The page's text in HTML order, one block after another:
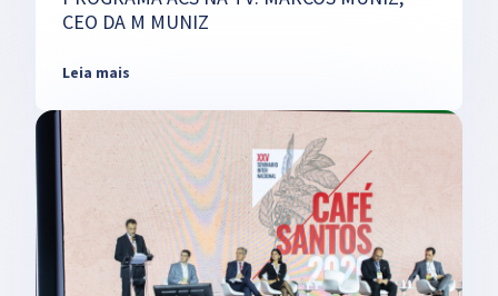
CEO DA M MUNIZ
Leia mais